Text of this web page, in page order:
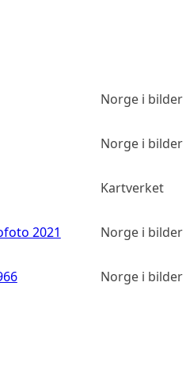
Norge i bilder
Norge i bilder
Kartverket
2021 Norge i bilder
Norge i bilder